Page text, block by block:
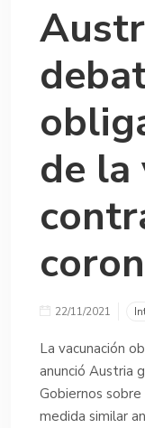
de la
22/11/2021
La vacunación
anunció Austria
Gobiernos
medida similar